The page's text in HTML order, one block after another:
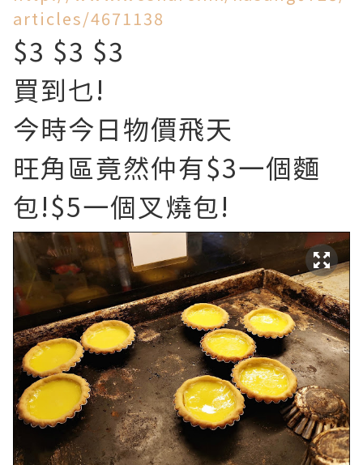
articles/4671138
$3 $3 $3
買到乜!
今時今日物價飛天
旺角區竟然仲有$3一個麵
包!$5一個叉燒包!